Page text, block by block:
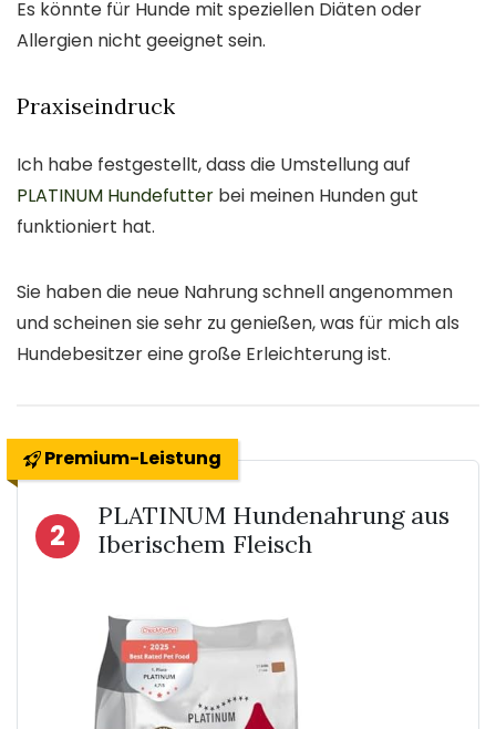
Es könnte für Hunde mit speziellen Diäten oder
Allergien nicht geeignet sein.
Praxiseindruck
Ich habe festgestellt, dass die Umstellung auf
PLATINUM Hundefutter bei meinen Hunden gut
funktioniert hat.
Sie haben die neue Nahrung schnell angenommen
und scheinen sie sehr zu genießen, was für mich als
Hundebesitzer eine große Erleichterung ist.
Premium-Leistung
2
PLATINUM Hundenahrung aus
Iberischem Fleisch